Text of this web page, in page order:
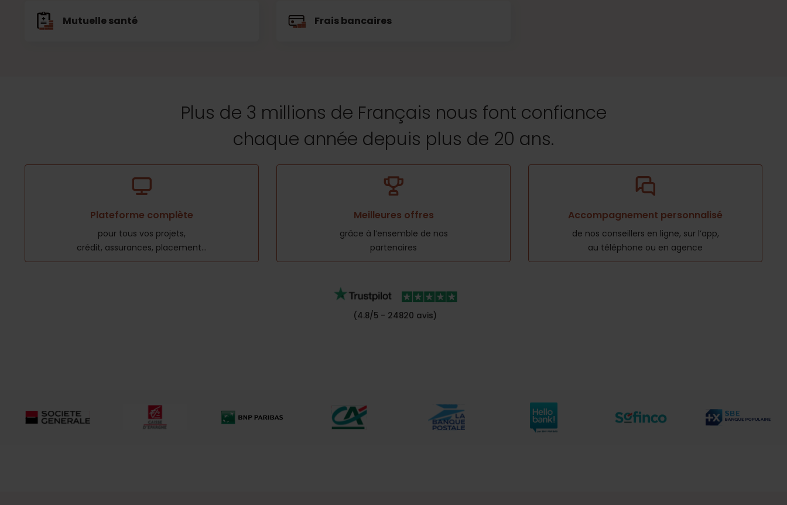
Mutuelle santé Frais bancaires
Plus de 3 millions de Français nous font confiance
chaque année depuis plus de 20 ans.
Plateforme complète
pour tous vos projets,
crédit, assurances, placement...
Meilleures offres
grâce à l’ensemble de nos
partenaires
Accompagnement personnalisé
de nos conseillers en ligne, sur l’app,
au téléphone ou en agence
(4.8/5 - 24820 avis)